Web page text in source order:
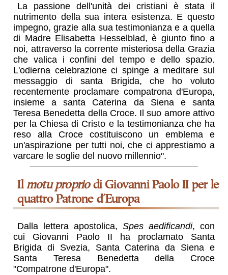
La passione dell'unità dei cristiani è stata il
nutrimento della sua intera esistenza. E questo
impegno, grazie alla sua testimonianza e a quella
di Madre Elisabetta Hesselblad, è giunto fino a
noi, attraverso la corrente misteriosa della Grazia
che valica i confini del tempo e dello spazio.
L'odierna celebrazione ci spinge a meditare sul
messaggio di santa Brigida, che ho voluto
recentemente proclamare compatrona d'Europa,
insieme a santa Caterina da Siena e santa
Teresa Benedetta della Croce. Il suo amore attivo
per la Chiesa di Cristo e la testimonianza che ha
reso alla Croce costituiscono un emblema e
un'aspirazione per tutti noi, che ci apprestiamo a
varcare le soglie del nuovo millennio".
Il motu propriodi Giovanni Paolo II per le
quattro Patrone d'Europa
Dalla lettera apostolica, Spes aedificandi, con
cui Giovanni Paolo II ha proclamato Santa
Brigida di Svezia, Santa Caterina da Siena e
Santa Teresa Benedetta della Croce
"Compatrone d'Europa".